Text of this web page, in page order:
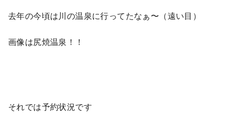
去年の今頃は川の温泉に行ってたなぁ〜（遠い目）
画像は尻焼温泉！！
それでは予約状況です